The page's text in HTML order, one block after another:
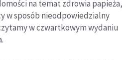
na temat zdrowia papieża,
w sposób nieodpowiedzialny
w czwartkowym wydaniu